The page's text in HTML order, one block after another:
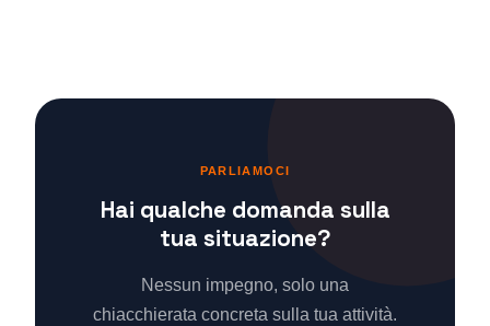
PARLIAMOCI
Hai qualche domanda sulla
tua situazione?
Nessun impegno, solo una
chiacchierata concreta sulla tua attività.